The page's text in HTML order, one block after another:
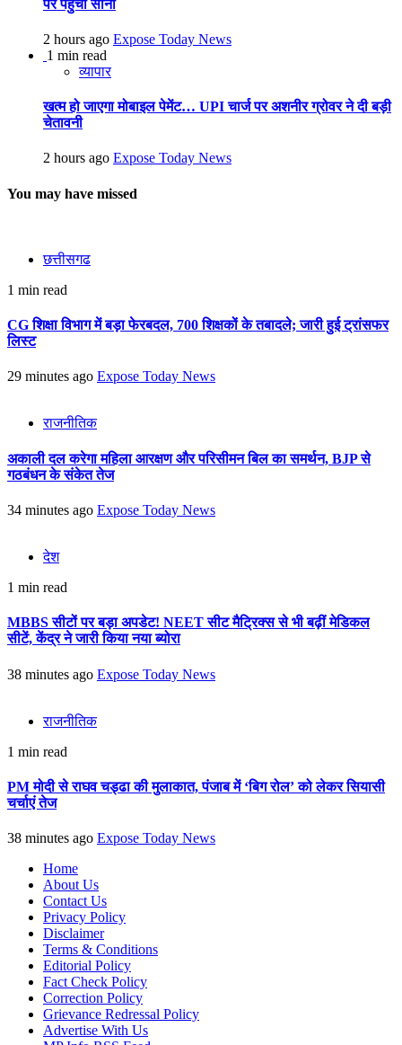
पर पहुंचा सोना
2 hours ago Expose Today News
1 min read
व्यापार
खत्म हो जाएगा मोबाइल पेमेंट… UPI चार्ज पर अशनीर ग्रोवर ने दी बड़ी
चेतावनी
2 hours ago Expose Today News
You may have missed
छत्तीसगढ
1 min read
CG शिक्षा विभाग में बड़ा फेरबदल, 700 शिक्षकों के तबादले; जारी हुई ट्रांसफर
लिस्ट
29 minutes ago Expose Today News
राजनीतिक
अकाली दल करेगा महिला आरक्षण और परिसीमन बिल का समर्थन, BJP से
गठबंधन के संकेत तेज
34 minutes ago Expose Today News
देश
1 min read
MBBS सीटों पर बड़ा अपडेट! NEET सीट मैट्रिक्स से भी बढ़ीं मेडिकल
सीटें, केंद्र ने जारी किया नया ब्योरा
38 minutes ago Expose Today News
राजनीतिक
1 min read
PM मोदी से राघव चड्ढा की मुलाकात, पंजाब में ‘बिग रोल’ को लेकर सियासी
चर्चाएं तेज
38 minutes ago Expose Today News
Home
About Us
Contact Us
Privacy Policy
Disclaimer
Terms & Conditions
Editorial Policy
Fact Check Policy
Correction Policy
Grievance Redressal Policy
Advertise With Us